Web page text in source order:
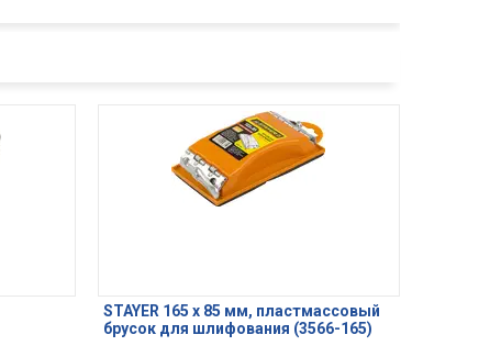
STAYER 165 x 85 мм, пластмассовый
брусок для шлифования (3566-165)